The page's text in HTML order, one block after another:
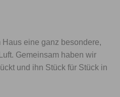
eine ganz besondere,
Gemeinsam haben wir
und ihn Stück für Stück in